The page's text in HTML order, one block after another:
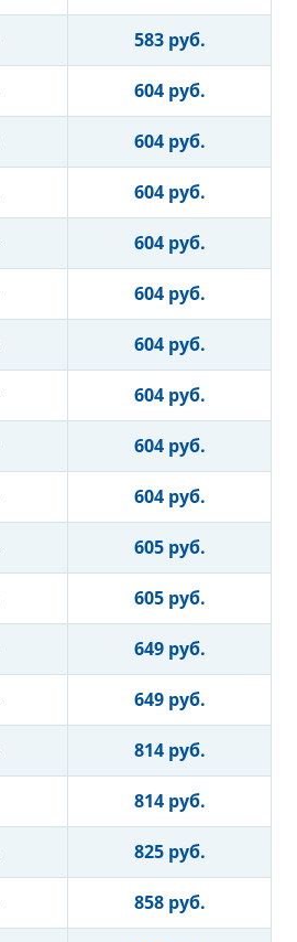
583 руб.
604 руб.
604 руб.
604 руб.
604 руб.
604 руб.
604 руб.
604 руб.
604 руб.
604 руб.
605 руб.
605 руб.
649 руб.
649 руб.
814 руб.
814 руб.
825 руб.
858 руб.